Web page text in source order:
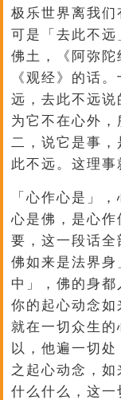
极乐世界离我们
可是「去此不
佛土，《阿弥
《观经》的话
远，去此不远说
为它不在心外
二，说它是事
此不远。这理事
「心作心是」
心是佛，是心
要，这一段话
佛如来是法界
中」，佛的身
你的起心动念
就在一切众生
以，他遍一切
之起心动念，
什么什么，这